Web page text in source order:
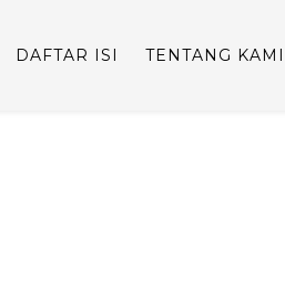
DAFTAR ISI TENTANG KAMI